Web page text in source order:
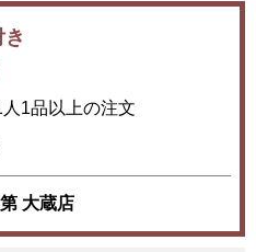
1品以上の注文
大蔵店